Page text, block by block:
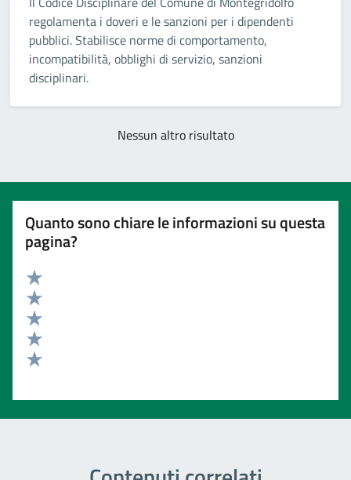
regolamenta i doveri e le sanzioni per i dipendenti
pubblici. Stabilisce norme di comportamento,
incompatibilità, obblighi di servizio, sanzioni
disciplinari.
Nessun altro risultato
Quanto sono chiare le informazioni su questa
pagina?
Valuta 5 stelle su 5
Valuta 4 stelle su 5
Valuta 3 stelle su 5
Valuta 2 stelle su 5